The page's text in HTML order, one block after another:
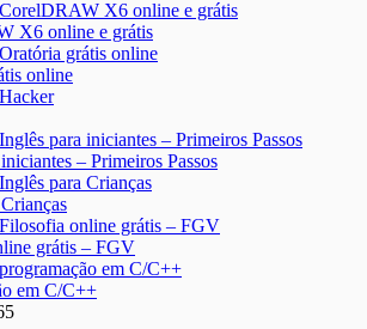
X6 online e grátis
online
– Primeiros Passos
grátis – FGV
em C/C++